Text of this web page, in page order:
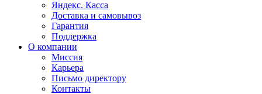
Яндекс. Касса
Доставка и самовывоз
Гарантия
Поддержка
О компании
Миссия
Карьера
Письмо директору
Контакты